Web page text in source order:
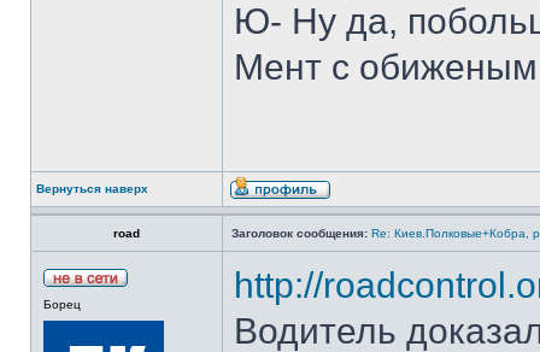
Ю- Ну да,
Мент с
Вернуться наверх
road Заголовок сообщения: Re: Киев.Полковые+Кобра,
Борец
http://
Водитель